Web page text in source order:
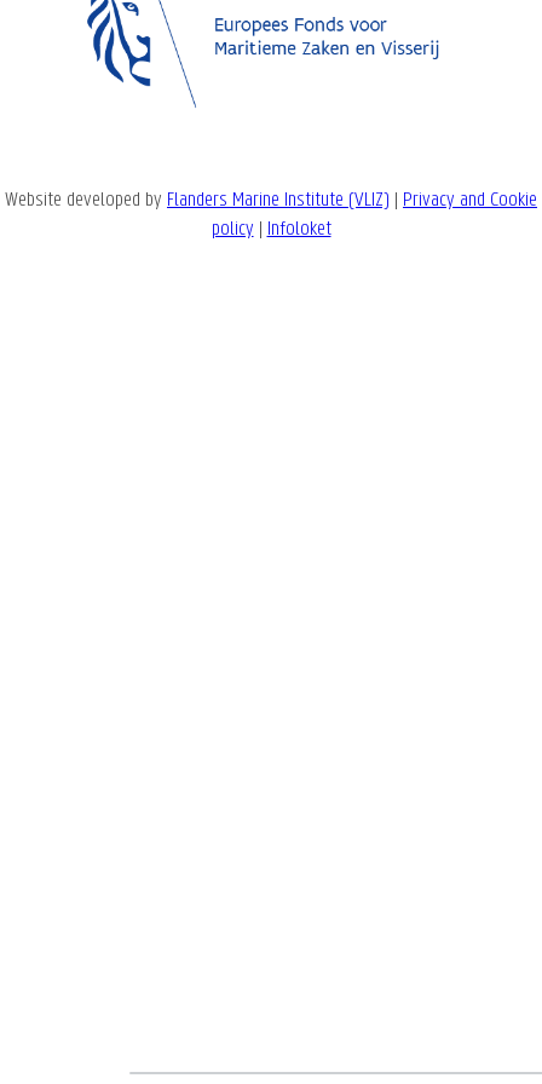
Website developed by Flanders Marine Institute (VLIZ) | Privacy and Cookie
policy | Infoloket